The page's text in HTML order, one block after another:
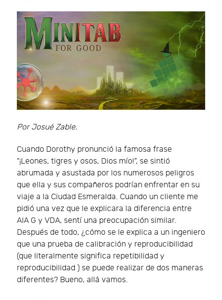
Por Josué Zable.
Cuando Dorothy pronunció la famosa frase
"¡Leones, tigres y osos, Dios mío!", se sintió
abrumada y asustada por los numerosos peligros
que ella y sus compañeros podrían enfrentar en su
viaje a la Ciudad Esmeralda. Cuando un cliente me
pidió una vez que le explicara la diferencia entre
AIA G y VDA, sentí una preocupación similar.
Después de todo, ¿cómo se le explica a un ingeniero
que una prueba de calibración y reproducibilidad
(que literalmente significa repetibilidad y
reproducibilidad ) se puede realizar de dos maneras
diferentes? Bueno, allá vamos.